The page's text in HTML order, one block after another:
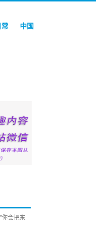
常 中国
你会把东